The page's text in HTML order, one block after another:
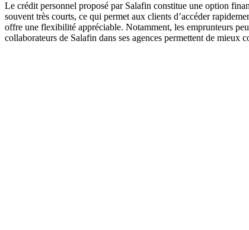
Le crédit personnel proposé par Salafin constitue une option
souvent très courts, ce qui permet aux clients d’accéder
offre une flexibilité appréciable. Notamment, les emprunteurs
collaborateurs de Salafin dans ses agences permettent de mieux